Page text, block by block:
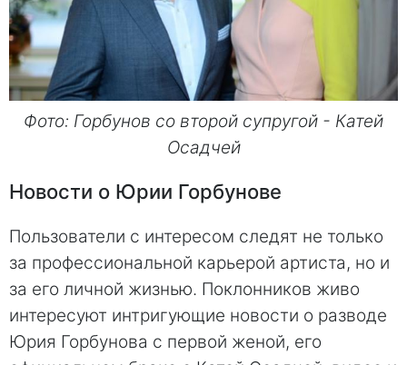
Фото: Горбунов со второй супругой - Катей
Осадчей
Новости о Юрии Горбунове
Пользователи с интересом следят не только
за профессиональной карьерой артиста, но и
за его личной жизнью. Поклонников живо
интересуют интригующие новости о разводе
Юрия Горбунова с первой женой, его